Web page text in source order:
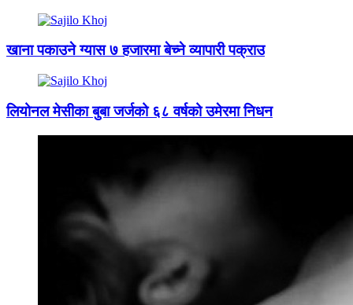
खाना पकाउने ग्यास ७ हजारमा बेच्ने व्यापारी पक्राउ
लियोनल मेसीका बुबा जर्जको ६८ वर्षको उमेरमा निधन